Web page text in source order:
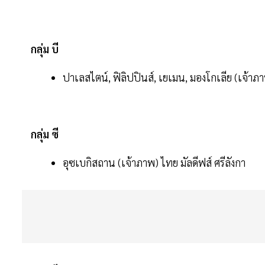
กลุ่ม บี
ปาเลสไตน์, ฟิลิปปินส์, เยเมน, มองโกเลีย (เจ้าภ
กลุ่ม ซี
อุซเบกิสถาน (เจ้าภาพ) ไทย มัลดีฟส์ ศรีลังกา